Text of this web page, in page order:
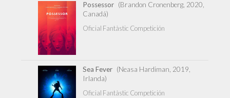
Possessor (Brandon Cronenberg, 2020,
Canadá)
Oficial Fantàstic Competición
Sea Fever (Neasa Hardiman, 2019,
Irlanda)
Oficial Fantàstic Competición